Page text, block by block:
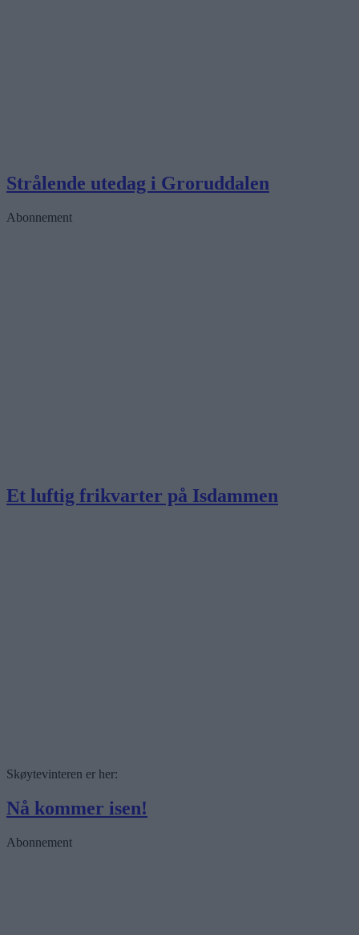
Strålende utedag i Groruddalen
Abonnement
Et luftig frikvarter på Isdammen
Skøytevinteren er her:
Nå kommer isen!
Abonnement